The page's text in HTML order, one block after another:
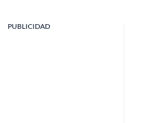
PUBLICIDAD